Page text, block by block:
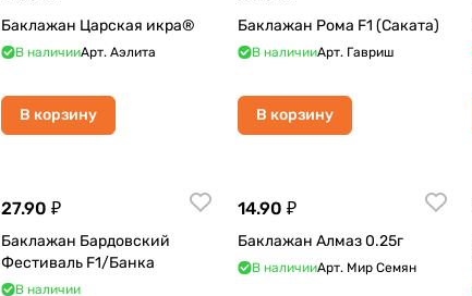
Баклажан Царская икра®
В наличииАрт. Аэлита
В корзину
Баклажан Рома F1 (Саката)
В наличииАрт. Гавриш
В корзину
27.90 ₽
Баклажан Бардовский
Фестиваль F1/Банка
В наличии
14.90 ₽
Баклажан Алмаз 0.25г
В наличииАрт. Мир Семян